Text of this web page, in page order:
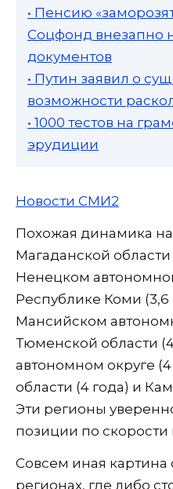
• Пенсию
Соцфонд внезапно
документов
• Путин заявил о
возможности
• 1000 тестов на
эрудиции
Новости СМИ2
Похожая динамика
Магаданской
Ненецком
Республике Коми (3,6
Мансийском
Тюменской области
автономном округе
области (4 года) и
Эти регионы
позиции по
Совсем иная картина
регионах, где либо